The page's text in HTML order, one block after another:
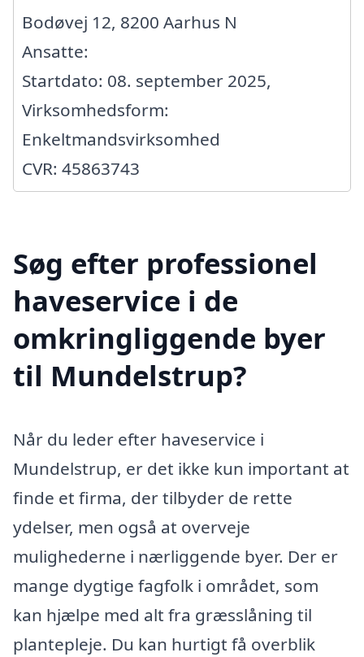
Bodøvej 12, 8200 Aarhus N
Ansatte:
Startdato: 08. september 2025,
Virksomhedsform:
Enkeltmandsvirksomhed
CVR: 45863743
Søg efter professionel
haveservice i de
omkringliggende byer
til Mundelstrup?
Når du leder efter haveservice i
Mundelstrup, er det ikke kun important at
finde et firma, der tilbyder de rette
ydelser, men også at overveje
mulighederne i nærliggende byer. Der er
mange dygtige fagfolk i området, som
kan hjælpe med alt fra græsslåning til
plantepleje. Du kan hurtigt få overblik